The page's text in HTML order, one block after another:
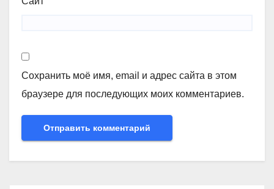
Сохранить моё имя, email и адрес сайта в этом
браузере для последующих моих комментариев.